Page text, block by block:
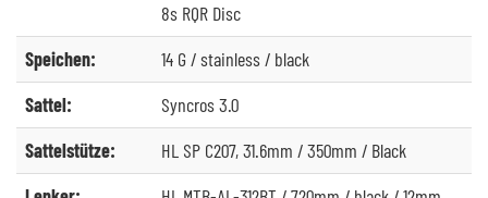
8s RQR Disc
Speichen:
14 G / stainless / black
Sattel:
Syncros 3.0
Sattelstütze:
HL SP C207, 31.6mm / 350mm / Black